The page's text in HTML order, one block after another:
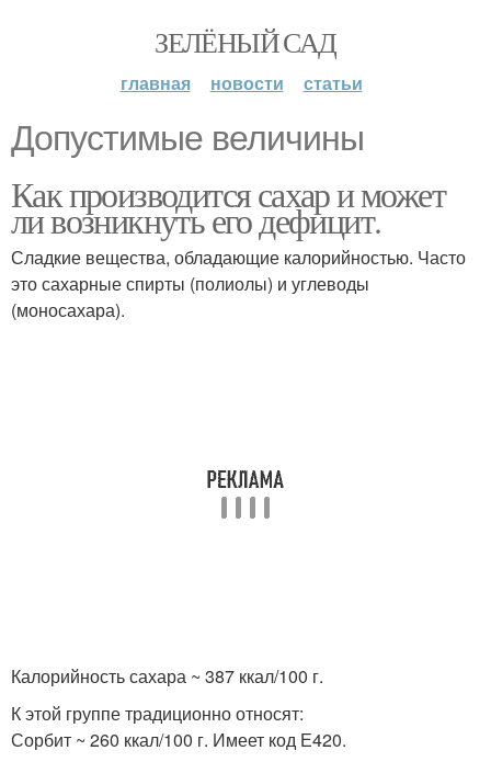
ЗЕЛЁНЫЙ САД
главная новости статьи
Допустимые величины
Как производится сахар и может
ли возникнуть его дефицит.
Сладкие вещества, обладающие калорийностью. Часто
это сахарные спирты (полиолы) и углеводы
(моносахара).
Калорийность сахара ~ 387 ккал/100 г.
К этой группе традиционно относят:
Сорбит ~ 260 ккал/100 г. Имеет код Е420.